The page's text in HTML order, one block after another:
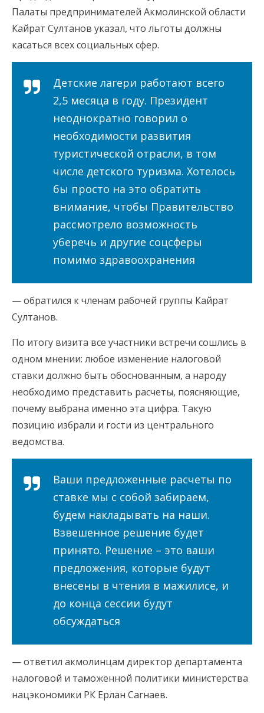
Палаты предпринимателей Акмолинской области
Кайрат Султанов указал, что льготы должны
касаться всех социальных сфер.
Детские лагери работают всего
2,5 месяца в году. Президент
неоднократно говорил о
необходимости развития
туристической отрасли, в том
числе детского туризма. Хотелось
бы просто на это обратить
внимание, чтобы Правительство
рассмотрело возможность
уберечь и другие соцсферы
помимо здравоохранения
— обратился к членам рабочей группы Кайрат
Султанов.
По итогу визита все участники встречи сошлись в
одном мнении: любое изменение налоговой
ставки должно быть обоснованным, а народу
необходимо представить расчеты, поясняющие,
почему выбрана именно эта цифра. Такую
позицию избрали и гости из центрального
ведомства.
Ваши предложенные расчеты по
ставке мы с собой забираем,
будем накладывать на наши.
Взвешенное решение будет
принято. Решение – это ваши
предложения, которые будут
внесены в чтения в мажилисе, и
до конца сессии будут
обсуждаться
— ответил акмолинцам директор департамента
налоговой и таможенной политики министерства
нацэкономики РК Ерлан Сагнаев.